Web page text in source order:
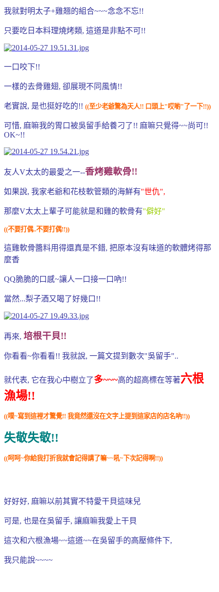
我就對明太子+雞翘的組合~~~念念不忘!!
只要吃日本料理燒烤類, 這道是非點不可!!
一口咬下!!
一樣的去骨雞翅, 卻展現不同風情!!
老實說, 是也挺好吃的!! ((至少老爺驚為天人!! 口頭上"哎喲"了一下!!))
可惜, 麻嘛我的胃口被吳留手給養刁了!! 麻嘛只覺得~~尚可!!
OK~!!
友人V太太的最愛之一--香烤雞軟骨!!
如果說, 我家老爺和花枝軟管類的海鮮有"世仇",
那麼V太太上輩子可能就是和雞的軟骨有"僻好"
((不要打偶..不要打偶!!))
這雞軟骨醬料用得還真是不錯, 把原本沒有味道的軟體烤得那
麼香
QQ脆脆的口感~讓人一口接一口吶!!
當然...梨子酒又喝了好幾口!!
再來, 培根干貝!!
你看看~你看看!! 我就說, 一篇文提到數次"吳留手"..
就代表, 它在我心中樹立了多~~~高的超高標在等著六根
漁場!!
((噗~寫到這裡才驚覺!! 我竟然還沒在文字上提到這家店的店名吶!!))
失敬失敬!!
((呵呵~你給我打折我就會記得講了嘛~~吼~下次記得啊!!))
好好好, 麻嘛以前其實不特愛干貝這味兒
可是, 也是在吳留手, 讓麻嘛我愛上干貝
這次和六根漁場~~這道~~在吳留手的高壓條件下,
我只能說~~~~